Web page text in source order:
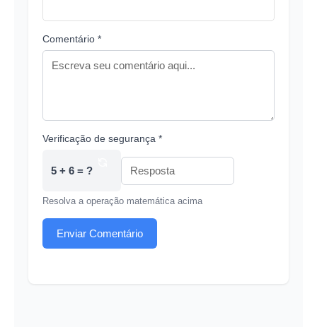
Comentário *
Verificação de segurança *
5 + 6 = ?
Resolva a operação matemática acima
Enviar Comentário